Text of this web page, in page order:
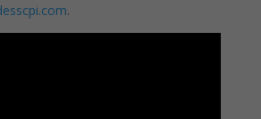
.